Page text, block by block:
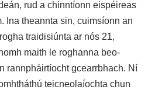
rud a chinntíonn eispéireas
Ina theannta sin, cuimsíonn an
traidisiúnta ar nós 21,
maith le roghanna beo-
rannpháirtíocht gcearrbhach. Ní
teicneolaíochta chun